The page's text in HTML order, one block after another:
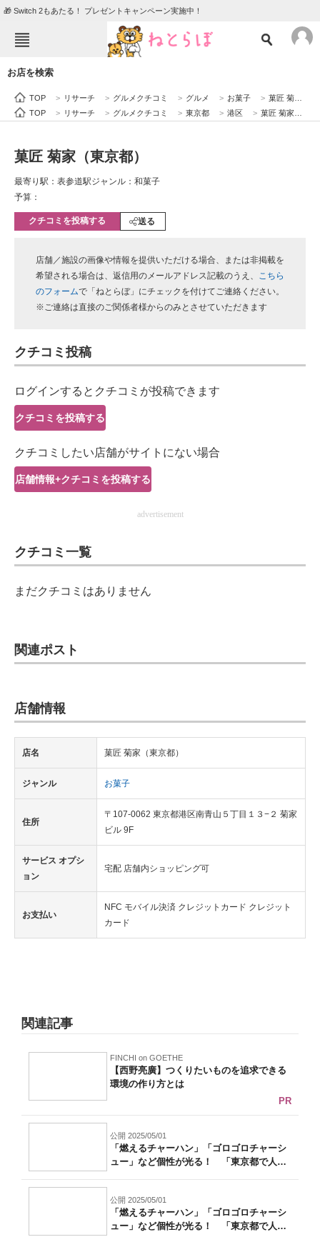
🎁 Switch 2もあたる！ プレゼントキャンペーン実施中！
エンタメ クイズ
住まい
動物
会員記事
メディア
ITの今と未来を見通す
スマホと通信の最新トレンド
好きが集まる 比べて選べる
AI活用のいまが分かる
マーケ×ITの今がよく分かる
ITエンジニア向け専門サイト
IT製品の技術・比較・事例
モノづくり技術者専門サイト
建設×テクノロジーの最前線
ちょっと気になるネットの話題
お店を検索
TOP > リサーチ > グルメクチコミ > グルメ > お菓子 > 菓匠 菊家（東京都）
TOP
> リサーチ > グルメクチコミ > 東京都 > 港区 > 菓匠 菊家（東京都）
菓匠 菊家（東京都）
最寄り駅：表参道駅ジャンル：和菓子
予算：
クチコミを投稿する 送る
店舗／施設の画像や情報を提供いただける場合、または非掲載を
希望される場合は、返信用のメールアドレス記載のうえ、 こちら
のフォームで「ねとらぼ」にチェックを付けてご連絡ください。
※ご連絡は直接のご関係者様からのみとさせていただきます
クチコミ投稿
ログインするとクチコミが投稿できます
クチコミを投稿する
クチコミしたい店舗がサイトにない場合
店舗情報+クチコミを投稿する
advertisement
クチコミ一覧
まだクチコミはありません
関連ポスト
店舗情報
店名 菓匠 菊家（東京都）
ジャンル お菓子
住所
〒107-0062 東京都港区南青山５丁目１３−２ 菊家
ビル 9F
サービス オプシ
ョン
宅配 店舗内ショッピング可
お支払い
NFC モバイル決済 クレジットカード クレジット
カード
関連記事
FINCHI on GOETHE
【西野亮廣】つくりたいものを追求できる
環境の作り方とは
PR
公開 2025/05/01
「燃えるチャーハン」「ゴロゴロチャーシ
ュー」など個性が光る！ 「東京都で人気
公開 2025/05/01
「燃えるチャーハン」「ゴロゴロチャーシ
ュー」など個性が光る！ 「東京都で人気